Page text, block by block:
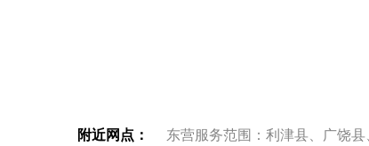
附近网点： 东营服务范围：利津县、广饶县